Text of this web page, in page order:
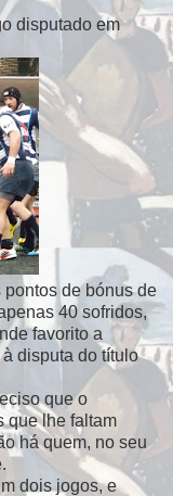
disputado em
pontos de bónus de
40 sofridos,
favorito a
disputa do título
que o
que lhe faltam
há quem, no seu
dois jogos, e